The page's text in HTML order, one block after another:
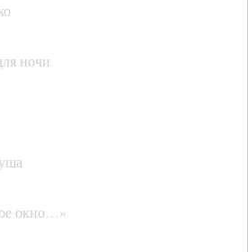
ночи
окно…»